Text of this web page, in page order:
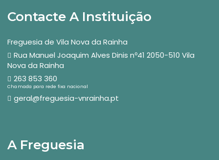
Contacte A Instituição
Freguesia de Vila Nova da Rainha
Rua Manuel Joaquim Alves Dinis nº41 2050-510 Vila
Nova da Rainha
263 853 360
Chamada para rede fixa nacional
geral@freguesia-vnrainha.pt
A Freguesia